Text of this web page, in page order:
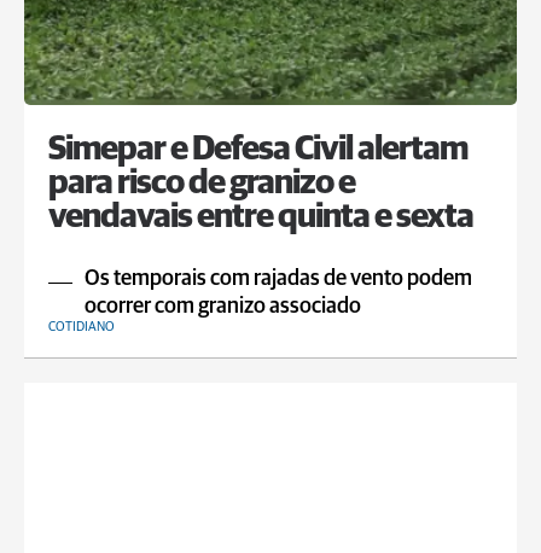
Simepar e Defesa Civil alertam
para risco de granizo e
vendavais entre quinta e sexta
Os temporais com rajadas de vento podem
ocorrer com granizo associado
COTIDIANO